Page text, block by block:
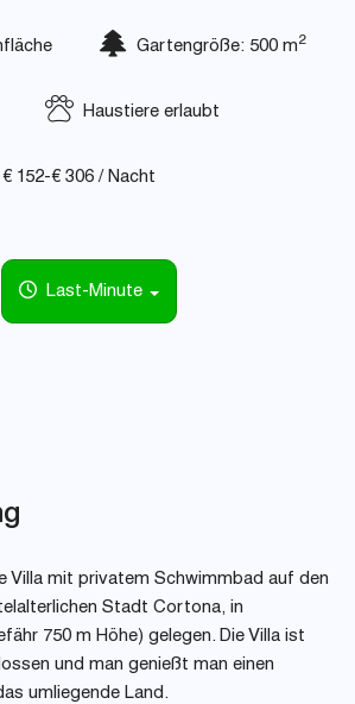
Gartengröße: 500 m2
Haustiere erlaubt
152-€ 306 / Nacht
Last-Minute
Villa mit privatem Schwimmbad auf den
Stadt Cortona, in
750 m Höhe) gelegen. Die Villa ist
und man genießt man einen
umliegende Land.